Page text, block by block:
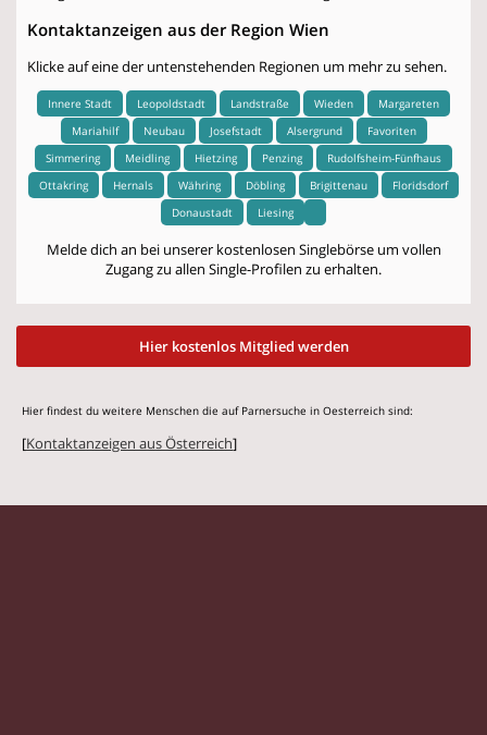
Kontaktanzeigen aus der Region Wien
Klicke auf eine der untenstehenden Regionen um mehr zu sehen.
Innere Stadt Leopoldstadt Landstraße Wieden
Margareten
Mariahilf
Neubau Josefstadt Alsergrund
Favoriten
Simmering
Meidling Hietzing Penzing
Rudolfsheim-Fünfhaus
Ottakring
Hernals Währing Döbling Brigittenau
Floridsdorf
Donaustadt
Liesing
Melde dich an bei unserer kostenlosen Singlebörse um vollen
Zugang zu allen Single-Profilen zu erhalten.
Hier kostenlos Mitglied werden
Hier findest du weitere Menschen die auf Parnersuche in Oesterreich sind:
[Kontaktanzeigen aus Österreich]